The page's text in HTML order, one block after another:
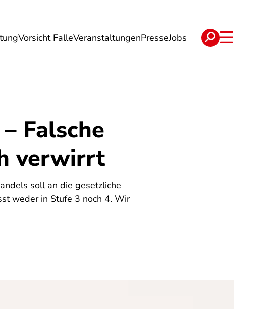
Vorsicht FalleVeranstaltungenPresseJobs
Reise Verträge & Reklamation
Falsche
verwirrt
soll an die gesetzliche
weder in Stufe 3 noch 4. Wir